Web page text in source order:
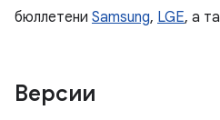
бюллетени Samsung, LGE, а
Версии